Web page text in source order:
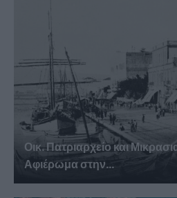
Οικ. Πατριαρχείο και
Αφιέρωμα στην...